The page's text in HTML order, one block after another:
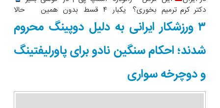
دکتر کرم ترمیم
کننده 23 روزه
ساخت!
بخوری؟ یکبار
اصولی درمانش
کن
۴ قسط بدون
سود و کارمزد!
همین حالا
درخواست
اعتبار بده
۳ ورزشکار ایرانی به دلیل دوپینگ محروم
شدند؛ احکام سنگین نادو برای پاورلیفتینگ
و دوچرخه سواری